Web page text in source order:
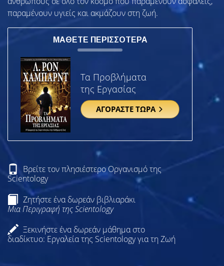
παραμένουν υγιείς και ακμάζουν στη ζωή.
ΜΑΘΕΤΕ ΠΕΡΙΣΣΟΤΕΡΑ
Τα Προβλήματα
της Εργασίας
ΑΓΟΡΑΣΤΕ ΤΩΡΑ
Βρείτε τον πλησιέστερο Οργανισμό της
Scientology
Ζητήστε ένα δωρεάν βιβλιαράκι
Μια Περιγραφή της Scientology
Ξεκινήστε ένα δωρεάν μάθημα στο
διαδίκτυο: Εργαλεία της Scientology για τη Ζωή